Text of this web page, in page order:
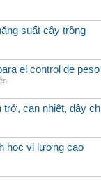
suất cây trồng
el control de peso
can nhiệt, dây
học vi lượng cao